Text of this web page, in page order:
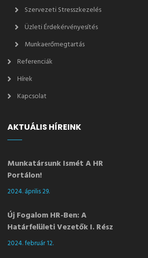
Szervezeti Stresszkezelés
Üzleti Érdekérvényesítés
Munkaerőmegtartás
Referenciák
Hírek
Kapcsolat
AKTUÁLIS HÍREINK
Munkatársunk Ismét A HR
Portálon!
2024. április 29.
Új Fogalom HR-Ben: A
Határfelületi Vezetők I. Rész
2024. február 12.